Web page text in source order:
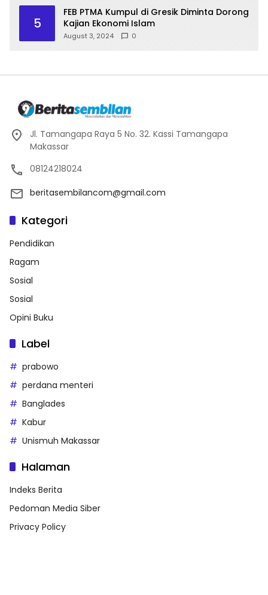
5
FEB PTMA Kumpul di Gresik Diminta Dorong
Kajian Ekonomi Islam
August 3, 2024 0
Jl. Tamangapa Raya 5 No. 32. Kassi Tamangapa
Makassar
08124218024
beritasembilancom@gmail.com
Kategori
Pendidikan
Ragam
Sosial
Sosial
Opini Buku
Label
prabowo
perdana menteri
Banglades
Kabur
Unismuh Makassar
Halaman
Indeks Berita
Pedoman Media Siber
Privacy Policy